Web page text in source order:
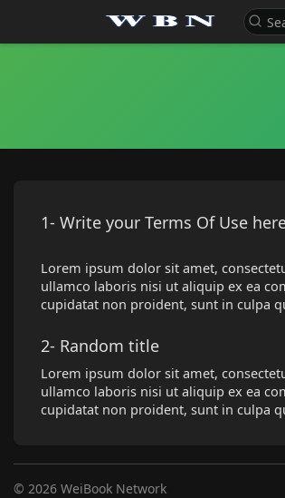
1- Write your Terms Of Use
Lorem ipsum dolor sit amet,
ullamco laboris nisi ut aliquip ex ea
cupidatat non proident, sunt in culpa
2- Random title
Lorem ipsum dolor sit amet,
ullamco laboris nisi ut aliquip ex ea
cupidatat non proident, sunt in culpa
© 2026 WeiBook Network